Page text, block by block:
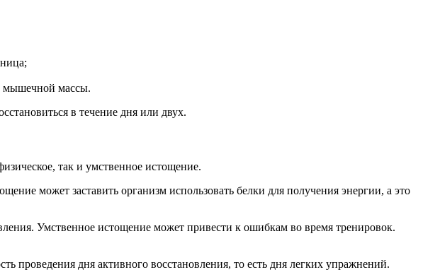
мышечной массы.
в течение дня или двух.
так и умственное истощение.
может заставить организм использова­ть белки для получения энергии, а это
Умственное истощение может привести к ошибкам во время тренировок.
проведения дня активного восстанов­ления, то есть дня легких упражнений.